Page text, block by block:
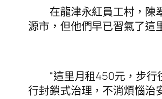
在龍津永紅員工村，陳
源市，但他們早已習氣了這
“這里月租450元，步行往
行封鎖式治理，不消煩惱治